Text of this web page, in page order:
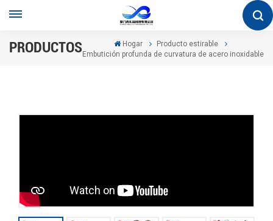
PRODUCTOS Hogar
Producto estirable
Embutición profunda de curvatura de acero inoxidable